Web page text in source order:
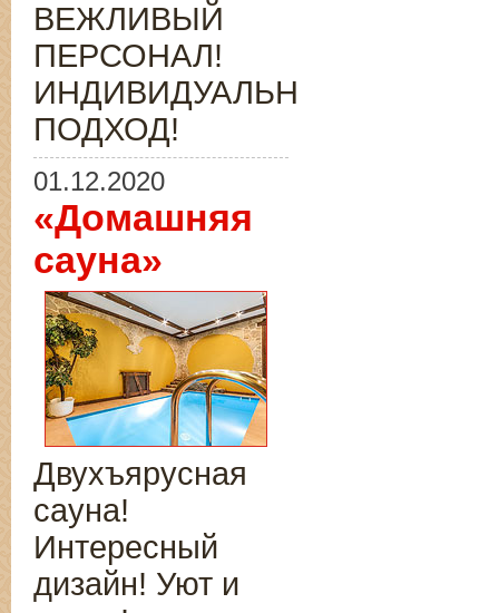
ВЕЖЛИВЫЙ
ПЕРСОНАЛ!
ИНДИВИДУАЛЬНЫЙ
ПОДХОД!
01.12.2020
«Домашняя
сауна»
Двухъярусная
сауна!
Интересный
дизайн! Уют и